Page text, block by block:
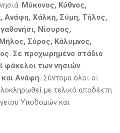
Μύκονος, Κύθνος,
Ανάφη, Χάλκη, Σύμη, Τήλος,
Νίσυρος,
Σύρος, Κάλυμνος,
Σε προχωρημένο στάδιο
φάκελοι των νησιών
Ανάφη. Σύντομα όλοι οι
με τελικό αποδέκτη
Υποδομών και